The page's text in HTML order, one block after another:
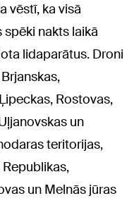
vēstī, ka visā
nakts laikā
lidaparātus. Droni
Rostovas,
un
teritorijas,
un Melnās jūras